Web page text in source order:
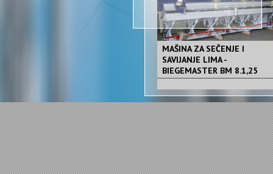
MAŠINA ZA SEČENJE I
SAVIJANJE LIMA -
BIEGEMASTER BM 8.1,25